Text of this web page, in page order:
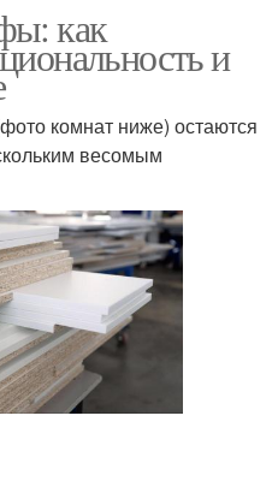
как
и
комнат ниже) остаются
весомым